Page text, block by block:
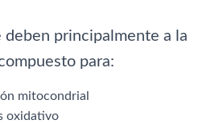
deben principalmente a la
para:
mitocondrial
oxidativo